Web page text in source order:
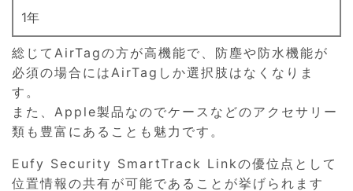
1年
総じてAirTagの方が高機能で、防塵や防水機能が
必須の場合にはAirTagしか選択肢はなくなりま
す。
また、Apple製品なのでケースなどのアクセサリー
類も豊富にあることも魅力です。
Eufy Security SmartTrack Linkの優位点として
位置情報の共有が可能であることが挙げられます